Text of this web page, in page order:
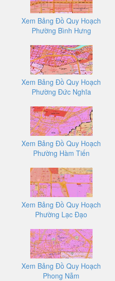
Xem Bảng Đồ Quy Hoạch
Phường Bình Hưng
Xem Bảng Đồ Quy Hoạch
Phường Đức Nghĩa
Xem Bảng Đồ Quy Hoạch
Phường Hàm Tiến
Xem Bảng Đồ Quy Hoạch
Phường Lạc Đạo
Xem Bảng Đồ Quy Hoạch
Phong Nẫm